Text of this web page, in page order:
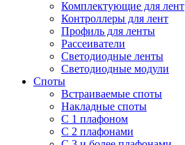
Комплектующие для лент
Контроллеры для лент
Профиль для ленты
Рассеиватели
Светодиодные ленты
Светодиодные модули
Споты
Встраиваемые споты
Накладные споты
С 1 плафоном
С 2 плафонами